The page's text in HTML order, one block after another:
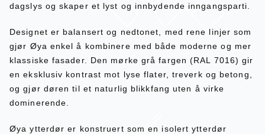
dagslys og skaper et lyst og innbydende inngangsparti.
Designet er balansert og nedtonet, med rene linjer som
gjør Øya enkel å kombinere med både moderne og mer
klassiske fasader. Den mørke grå fargen (RAL 7016) gir
en eksklusiv kontrast mot lyse flater, treverk og betong,
og gjør døren til et naturlig blikkfang uten å virke
dominerende.
Øya ytterdør er konstruert som en isolert ytterdør